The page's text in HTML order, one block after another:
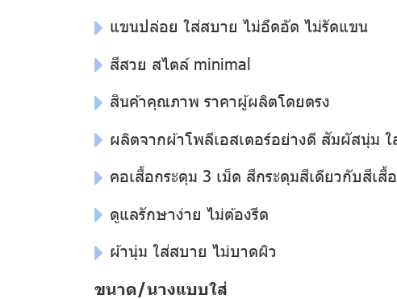
แขนปล่อย ใส่สบาย ไม่อึดอัด ไม่รัดแขน
สีสวย สไตล์ minimal
สินค้าคุณภาพ ราคาผู้ผลิตโดยตรง
ผลิตจากผ้าโพลีเอสเตอร์อย่างดี สัมผัสนุ่ม
คอเสื้อกระดุม 3 เม็ด สีกระดุมสีเดียวกับสีเ
ดูแลรักษาง่าย ไม่ต้องรีด
ผ้านุ่ม ใส่สบาย ไม่บาดผิว
ขนาด/นางแบบใส่